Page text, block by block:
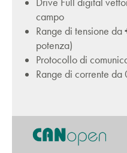
campo
Range di tensione da
potenza)
Protocollo di
Range di corrente